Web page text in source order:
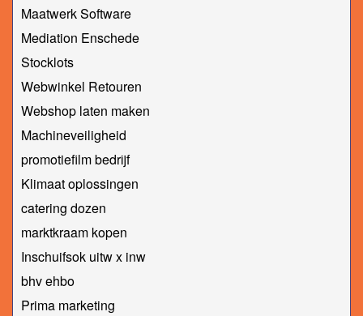
Maatwerk Software
Mediation Enschede
Stocklots
Webwinkel Retouren
Webshop laten maken
Machineveiligheid
promotiefilm bedrijf
Klimaat oplossingen
catering dozen
marktkraam kopen
Inschuifsok uitw x inw
bhv ehbo
Prima marketing